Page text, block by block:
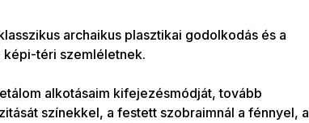
archaikus plasztikai godolkodás és a
téri szemléletnek.
alkotásaim kifejezésmódját, tovább
színekkel, a festett szobraimnál a fénnyel, a